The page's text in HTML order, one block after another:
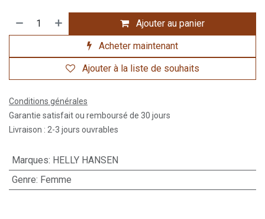
Ajouter au panier
Acheter maintenant
Ajouter à la liste de souhaits
Conditions générales
Garantie satisfait ou remboursé de 30 jours
Livraison : 2-3 jours ouvrables
Marques: HELLY HANSEN
Genre: Femme